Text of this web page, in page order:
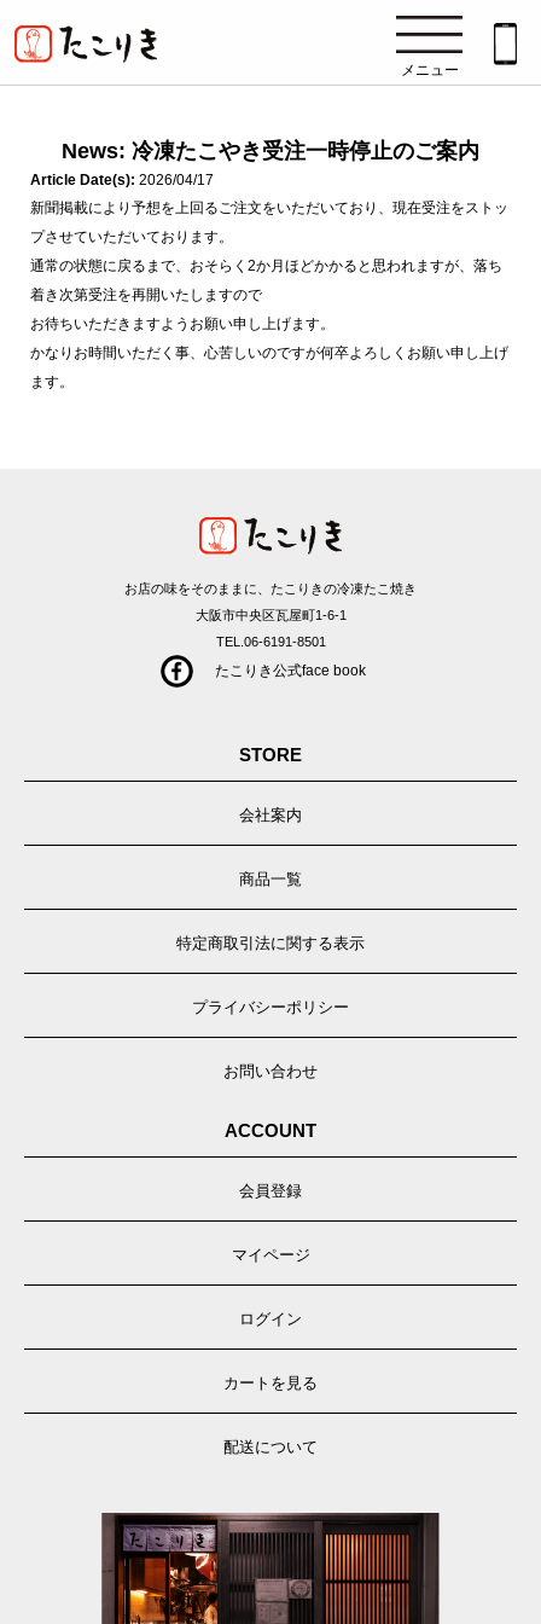
メニュー
News: 冷凍たこやき受注一時停止のご案内
Article Date(s): 2026/04/17
新聞掲載により予想を上回るご注文をいただいており、現在受注をストッ
プさせていただいております。
通常の状態に戻るまで、おそらく2か月ほどかかると思われますが、落ち
着き次第受注を再開いたしますので
お待ちいただきますようお願い申し上げます。
かなりお時間いただく事、心苦しいのですが何卒よろしくお願い申し上げ
ます。
お店の味をそのままに、たこりきの冷凍たこ焼き
大阪市中央区瓦屋町1-6-1
TEL.06-6191-8501
たこりき公式face book
STORE
会社案内
商品一覧
特定商取引法に関する表示
プライバシーポリシー
お問い合わせ
ACCOUNT
会員登録
マイページ
ログイン
カートを見る
配送について